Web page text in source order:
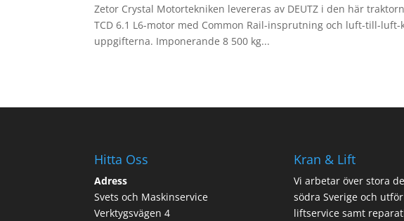
Zetor Crystal Motortekniken levereras av DEUTZ i den här
TCD 6.1 L6-motor med Common Rail-insprutning och luft-till-
uppgifterna. Imponerande 8 500 kg...
Hitta Oss
Adress
Svets och Maskinservice
Verktygsvägen 4
Kran & Lift
Vi arbetar över stora
södra Sverige och
liftservice samt